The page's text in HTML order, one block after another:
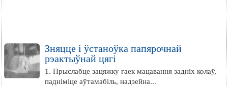
Зняцце і ўстаноўка папярочнай
рэактыўнай цягі
1. Прыслабце зацяжку гаек мацавання задніх колаў,
падніміце аўтамабіль, надзейна...